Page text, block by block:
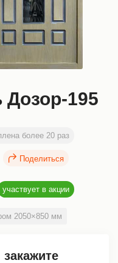
195
более 20 раз
участвует в акции
2050×850 мм
закажите